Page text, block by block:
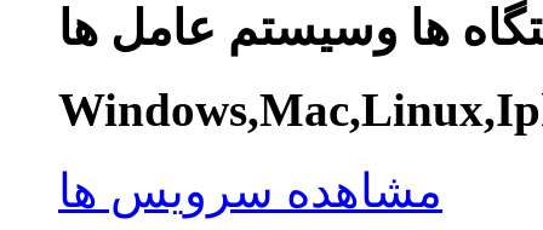
ها وسیستم عامل ها
مشاهده سرویس ها